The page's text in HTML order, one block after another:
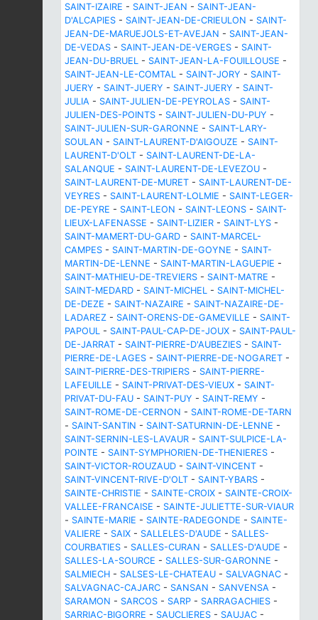
SAINT-IZAIRE - SAINT-JEAN - SAINT-JEAN-
D'ALCAPIES - SAINT-JEAN-DE-CRIEULON - SAINT-
JEAN-DE-MARUEJOLS-ET-AVEJAN - SAINT-JEAN-
DE-VEDAS - SAINT-JEAN-DE-VERGES - SAINT-
JEAN-DU-BRUEL - SAINT-JEAN-LA-FOUILLOUSE -
SAINT-JEAN-LE-COMTAL - SAINT-JORY - SAINT-
JUERY - SAINT-JUERY - SAINT-JUERY - SAINT-
JULIA - SAINT-JULIEN-DE-PEYROLAS - SAINT-
JULIEN-DES-POINTS - SAINT-JULIEN-DU-PUY -
SAINT-JULIEN-SUR-GARONNE - SAINT-LARY-
SOULAN - SAINT-LAURENT-D'AIGOUZE - SAINT-
LAURENT-D'OLT - SAINT-LAURENT-DE-LA-
SALANQUE - SAINT-LAURENT-DE-LEVEZOU -
SAINT-LAURENT-DE-MURET - SAINT-LAURENT-DE-
VEYRES - SAINT-LAURENT-LOLMIE - SAINT-LEGER-
DE-PEYRE - SAINT-LEON - SAINT-LEONS - SAINT-
LIEUX-LAFENASSE - SAINT-LIZIER - SAINT-LYS -
SAINT-MAMERT-DU-GARD - SAINT-MARCEL-
CAMPES - SAINT-MARTIN-DE-GOYNE - SAINT-
MARTIN-DE-LENNE - SAINT-MARTIN-LAGUEPIE -
SAINT-MATHIEU-DE-TREVIERS - SAINT-MATRE -
SAINT-MEDARD - SAINT-MICHEL - SAINT-MICHEL-
DE-DEZE - SAINT-NAZAIRE - SAINT-NAZAIRE-DE-
LADAREZ - SAINT-ORENS-DE-GAMEVILLE - SAINT-
PAPOUL - SAINT-PAUL-CAP-DE-JOUX - SAINT-PAUL-
DE-JARRAT - SAINT-PIERRE-D'AUBEZIES - SAINT-
PIERRE-DE-LAGES - SAINT-PIERRE-DE-NOGARET -
SAINT-PIERRE-DES-TRIPIERS - SAINT-PIERRE-
LAFEUILLE - SAINT-PRIVAT-DES-VIEUX - SAINT-
PRIVAT-DU-FAU - SAINT-PUY - SAINT-REMY -
SAINT-ROME-DE-CERNON - SAINT-ROME-DE-TARN
- SAINT-SANTIN - SAINT-SATURNIN-DE-LENNE -
SAINT-SERNIN-LES-LAVAUR - SAINT-SULPICE-LA-
POINTE - SAINT-SYMPHORIEN-DE-THENIERES -
SAINT-VICTOR-ROUZAUD - SAINT-VINCENT -
SAINT-VINCENT-RIVE-D'OLT - SAINT-YBARS -
SAINTE-CHRISTIE - SAINTE-CROIX - SAINTE-CROIX-
VALLEE-FRANCAISE - SAINTE-JULIETTE-SUR-VIAUR
- SAINTE-MARIE - SAINTE-RADEGONDE - SAINTE-
VALIERE - SAIX - SALLELES-D'AUDE - SALLES-
COURBATIES - SALLES-CURAN - SALLES-D'AUDE -
SALLES-LA-SOURCE - SALLES-SUR-GARONNE -
SALMIECH - SALSES-LE-CHATEAU - SALVAGNAC -
SALVAGNAC-CAJARC - SANSAN - SANVENSA -
SARAMON - SARCOS - SARP - SARRAGACHIES -
SARRIAC-BIGORRE - SAUCLIERES - SAUJAC -